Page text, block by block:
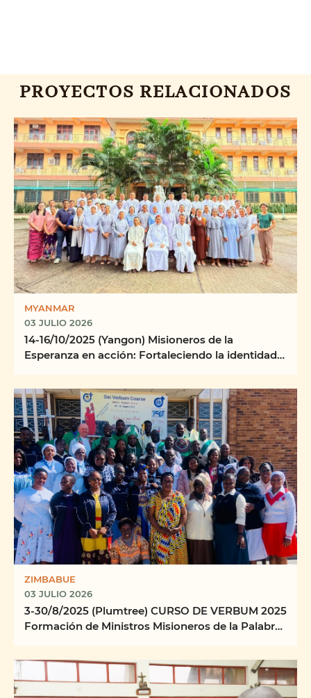
PROYECTOS RELACIONADOS
MYANMAR
03 JULIO 2026
14-16/10/2025 (Yangon) Misioneros de la
Esperanza en acción: Fortaleciendo la identidad,
ZIMBABUE
03 JULIO 2026
3-30/8/2025 (Plumtree) CURSO DE VERBUM 2025
Formación de Ministros Misioneros de la Palabra